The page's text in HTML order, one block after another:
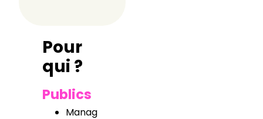
Pour
qui ?
Publics
Manag